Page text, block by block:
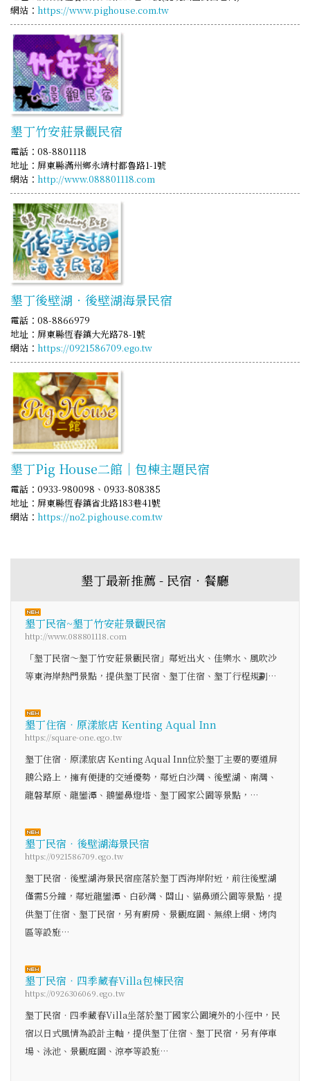
網站： https://www.pighouse.com.tw
墾丁竹安莊景觀民宿
電話：08-8801118
地址：屏東縣滿州鄉永靖村都魯路1-1號
網站： http://www.088801118.com
墾丁後壁湖‧後壁湖海景民宿
電話：08-8866979
地址：屏東縣恆春鎮大光路78-1號
網站： https://0921586709.ego.tw
墾丁Pig House二館｜包棟主題民宿
電話：0933-980098、0933-808385
地址：屏東縣恆春鎮省北路183巷41號
網站： https://no2.pighouse.com.tw
墾丁最新推薦 - 民宿‧餐廳
墾丁民宿~墾丁竹安莊景觀民宿
http://www.088801118.com
「墾丁民宿～墾丁竹安莊景觀民宿」鄰近出火、佳樂水、風吹沙
等東海岸熱門景點，提供墾丁民宿、墾丁住宿、墾丁行程規劃…
墾丁住宿‧原漾旅店 Kenting Aqual Inn
https://square-one.ego.tw
墾丁住宿‧原漾旅店 Kenting Aqual Inn位於墾丁主要的要道屏
鵝公路上，擁有便捷的交通優勢，鄰近白沙灣、後壁湖、南灣、
龍磐草原、龍鑾潭、鵝鑾鼻燈塔、墾丁國家公園等景點，…
墾丁民宿‧後壁湖海景民宿
https://0921586709.ego.tw
墾丁民宿‧後壁湖海景民宿座落於墾丁西海岸附近，前往後壁湖
僅需5分鐘，鄰近龍鑾潭、白砂灣、關山、貓鼻頭公園等景點，提
供墾丁住宿、墾丁民宿，另有廚房、景觀庭園、無線上網、烤肉
區等設施…
墾丁民宿‧四季藏春Villa包棟民宿
https://0926306069.ego.tw
墾丁民宿‧四季藏春Villa坐落於墾丁國家公園境外的小徑中，民
宿以日式風情為設計主軸，提供墾丁住宿、墾丁民宿，另有停車
場、泳池、景觀庭園、涼亭等設施…